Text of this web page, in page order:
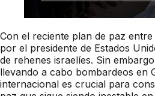
Con el reciente plan de paz
por el presidente de Estados
de rehenes israelíes. Sin
llevando a cabo bombardeos en
internacional es crucial para